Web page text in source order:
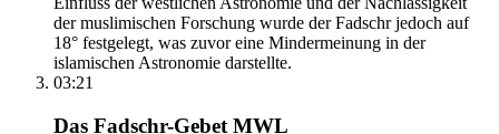
der muslimischen Forschung wurde der Fadschr jedoch auf
18° festgelegt, was zuvor eine Mindermeinung in der
islamischen Astronomie darstellte.
03:21
Das Fadschr-Gebet MWL